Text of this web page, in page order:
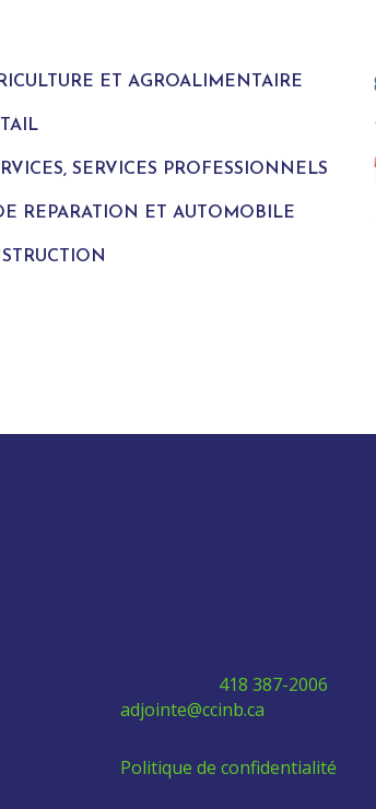
ET AGROALIMENTAIRE
SERVICES PROFESSIONNELS
REPARATION ET AUTOMOBILE
418 387-2006
adjointe@ccinb.ca
Politique de confidentialité